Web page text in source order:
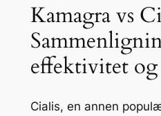
Kamagra vs
effektivitet
Cialis, en annen